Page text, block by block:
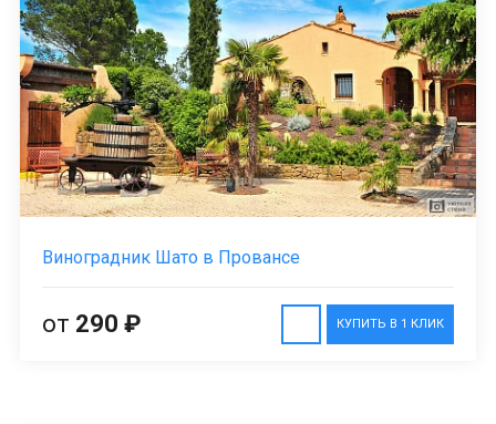
Виноградник Шато в Провансе
КУПИТЬ В 1 КЛИК
от 290 ₽